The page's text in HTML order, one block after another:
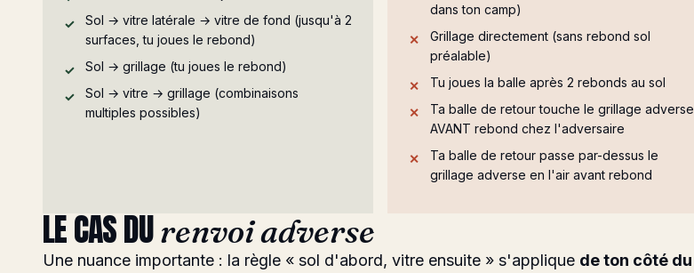
Sol → vitre latérale → vitre de fond (jusqu'à 2
surfaces, tu joues le rebond)
Sol → grillage (tu joues le rebond)
Sol → vitre → grillage (combinaisons
multiples possibles)
dans ton camp)
Grillage directement (sans rebond sol
préalable)
Tu joues la balle après 2 rebonds au sol
Ta balle de retour touche le grillage adverse
AVANT rebond chez l'adversaire
Ta balle de retour passe par-dessus le
grillage adverse en l'air avant rebond
LE CAS DUrenvoi adverse
Une nuance importante : la règle « sol d'abord, vitre ensuite » s'applique de ton côté du